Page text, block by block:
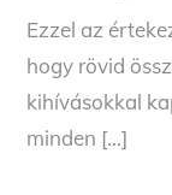
Ezzel az
hogy rövid
kihívásokkal
minden […]